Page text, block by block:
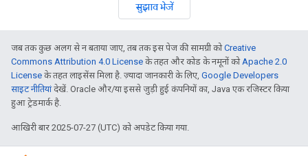
सुझाव भेजें
जब तक कुछ अलग से न बताया जाए, तब तक इस पेज की सामग्री कोCreative
Commons Attribution 4.0 License के तहत और कोड के नमूनों कोApache 2.0
License के तहत लाइसेंस मिला है. ज़्यादा जानकारी के लिए, Google Developers
साइट नीतियांदेखें. Oracle और/या इससे जुड़ी हुई कंपनियों का, Java एक रजिस्टर किया
हुआ ट्रेडमार्क है.
आखिरी बार 2025-07-27 (UTC) को अपडेट किया गया.